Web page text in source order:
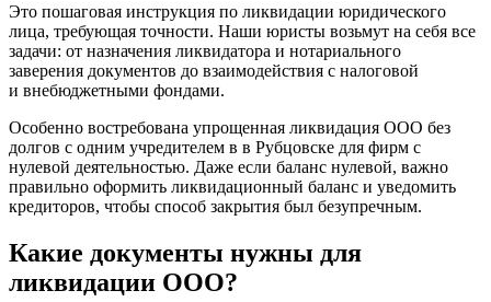
Это пошаговая инструкция по ликвидации юридического
лица, требующая точности. Наши юристы возьмут на себя все
задачи: от назначения ликвидатора и нотариального
заверения документов до взаимодействия с налоговой
и внебюджетными фондами.
Особенно востребована упрощенная ликвидация ООО без
долгов с одним учредителем в в Рубцовске для фирм с
нулевой деятельностью. Даже если баланс нулевой, важно
правильно оформить ликвидационный баланс и уведомить
кредиторов, чтобы способ закрытия был безупречным.
Какие документы нужны для
ликвидации ООО?